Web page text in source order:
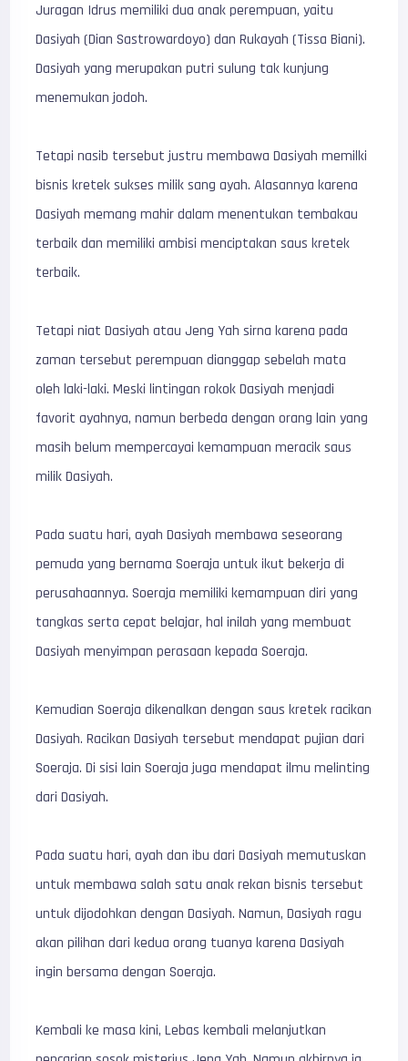
Juragan Idrus memiliki dua anak perempuan, yaitu
Dasiyah (Dian Sastrowardoyo) dan Rukayah (Tissa Biani).
Dasiyah yang merupakan putri sulung tak kunjung
menemukan jodoh.
Tetapi nasib tersebut justru membawa Dasiyah memilki
bisnis kretek sukses milik sang ayah. Alasannya karena
Dasiyah memang mahir dalam menentukan tembakau
terbaik dan memiliki ambisi menciptakan saus kretek
terbaik.
Tetapi niat Dasiyah atau Jeng Yah sirna karena pada
zaman tersebut perempuan dianggap sebelah mata
oleh laki-laki. Meski lintingan rokok Dasiyah menjadi
favorit ayahnya, namun berbeda dengan orang lain yang
masih belum mempercayai kemampuan meracik saus
milik Dasiyah.
Pada suatu hari, ayah Dasiyah membawa seseorang
pemuda yang bernama Soeraja untuk ikut bekerja di
perusahaannya. Soeraja memiliki kemampuan diri yang
tangkas serta cepat belajar, hal inilah yang membuat
Dasiyah menyimpan perasaan kepada Soeraja.
Kemudian Soeraja dikenalkan dengan saus kretek racikan
Dasiyah. Racikan Dasiyah tersebut mendapat pujian dari
Soeraja. Di sisi lain Soeraja juga mendapat ilmu melinting
dari Dasiyah.
Pada suatu hari, ayah dan ibu dari Dasiyah memutuskan
untuk membawa salah satu anak rekan bisnis tersebut
untuk dijodohkan dengan Dasiyah. Namun, Dasiyah ragu
akan pilihan dari kedua orang tuanya karena Dasiyah
ingin bersama dengan Soeraja.
Kembali ke masa kini, Lebas kembali melanjutkan